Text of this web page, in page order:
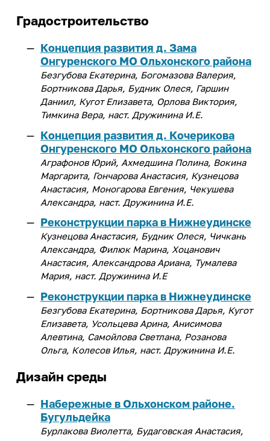
Градостроительство
Концепция развития д. Зама
Онгуренского МО Ольхонского района
Безгубова Екатерина, Богомазова Валерия,
Бортникова Дарья, Будник Олеся, Гаршин
Даниил, Кугот Елизавета, Орлова Виктория,
Тимкина Вера, наст. Дружинина И.Е.
Концепция развития д. Кочерикова
Онгуренского МО Ольхонского района
Аграфонов Юрий, Ахмедшина Полина, Вокина
Маргарита, Гончарова Анастасия, Кузнецова
Анастасия, Моногарова Евгения, Чекушева
Александра, наст. Дружинина И.Е.
Реконструкции парка в Нижнеудинске
Кузнецова Анастасия, Будник Олеся, Чичкань
Александра, Филюк Марина, Хоцанович
Анастасия, Александрова Ариана, Тумалева
Мария, наст. Дружинина И.Е
Реконструкции парка в Нижнеудинске
Безгубова Екатерина, Бортникова Дарья, Кугот
Елизавета, Усольцева Арина, Анисимова
Алевтина, Самойлова Светлана, Розанова
Ольга, Колесов Илья, наст. Дружинина И.Е.
Дизайн среды
Набережные в Ольхонском районе.
Бугульдейка
Бурлакова Виолетта, Будаговская Анастасия,